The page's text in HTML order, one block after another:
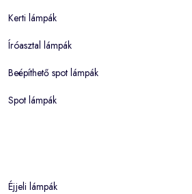
Kerti lámpák
Íróasztal lámpák
Beépíthető spot lámpák
Spot lámpák
Éjjeli lámpák